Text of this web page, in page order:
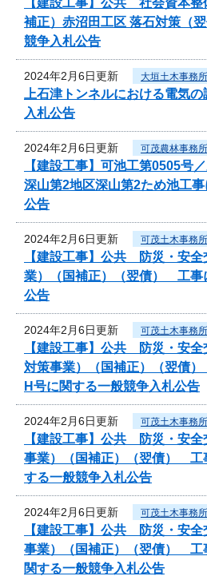
補正）赤沼田工区 落石対策（
競争入札公告
2024年2月6日更新 大垣土木事務所
上石津トンネルにおける電気
入札公告
2024年2月6日更新 可茂農林事務所
【建設工事】可池工第0505号
深山第2地区深山第2ため池工
公告
2024年2月6日更新 可茂土木事務所
【建設工事】公共 防災・安全
業）（国補正）（翌債） 工事
公告
2024年2月6日更新 可茂土木事務所
【建設工事】公共 防災・安
対策事業）（国補正）（翌債
H号に関する一般競争入札公告
2024年2月6日更新 可茂土木事務所
【建設工事】公共 防災・安全
事業）（国補正）（翌債） 工
する一般競争入札公告
2024年2月6日更新 可茂土木事務所
【建設工事】公共 防災・安全
事業）（国補正）（翌債） 工
関する一般競争入札公告